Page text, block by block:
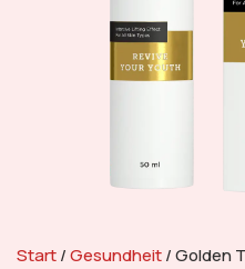
Start/Gesundheit/ Golden